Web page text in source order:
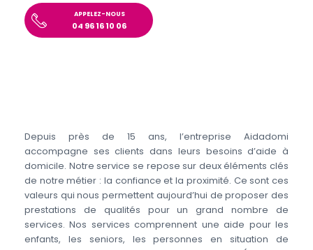
APPELEZ-NOUS
04 96 16 10 06
Depuis près de 15 ans, l’entreprise Aidadomi
accompagne ses clients dans leurs besoins d’aide à
domicile. Notre service se repose sur deux éléments clés
de notre métier : la confiance et la proximité. Ce sont ces
valeurs qui nous permettent aujourd’hui de proposer des
prestations de qualités pour un grand nombre de
services. Nos services comprennent une aide pour les
enfants, les seniors, les personnes en situation de